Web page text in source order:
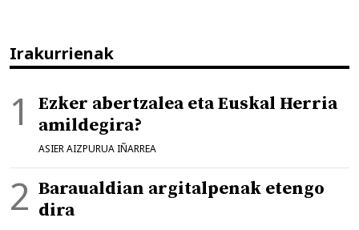
Irakurrienak
Ezker abertzalea eta Euskal Herria
amildegira?
ASIER AIZPURUA IÑARREA
Baraualdian argitalpenak etengo
dira